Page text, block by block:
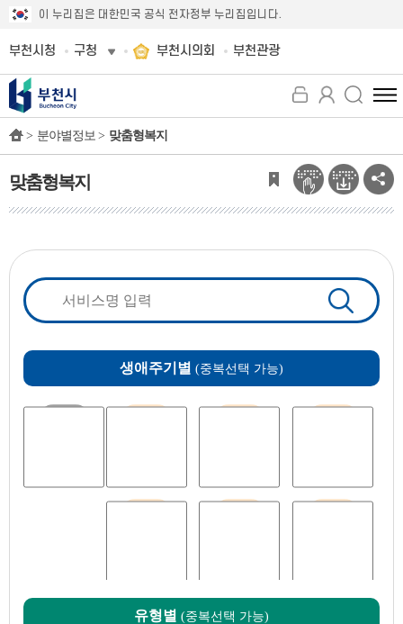
이 누리집은 대한민국 공식 전자정부 누리집입니다.
부천시청 구청 부천시의회 부천관광
전
체
뉴
보
기
> 분야별정보 > 맞춤형복지
맞춤형복지
생애주기별 (중복선택 가능)
유형별 (중복선택 가능)